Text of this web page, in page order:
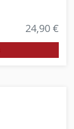
24,90 €